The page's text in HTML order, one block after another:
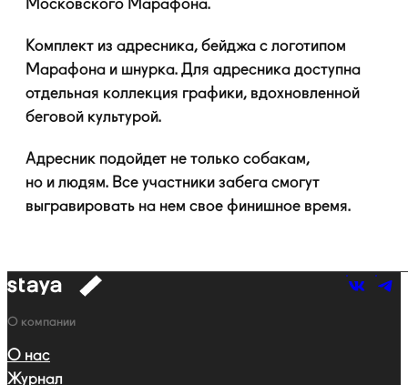
Московского Марафона.
Комплект из адресника, бейджа с логотипом
Марафона и шнурка. Для адресника доступна
отдельная коллекция графики, вдохновленной
беговой культурой.
Адресник подойдет не только собакам,
но и людям. Все участники забега смогут
выгравировать на нем свое финишное время.
к
Навигация
О компании
О нас
Журнал